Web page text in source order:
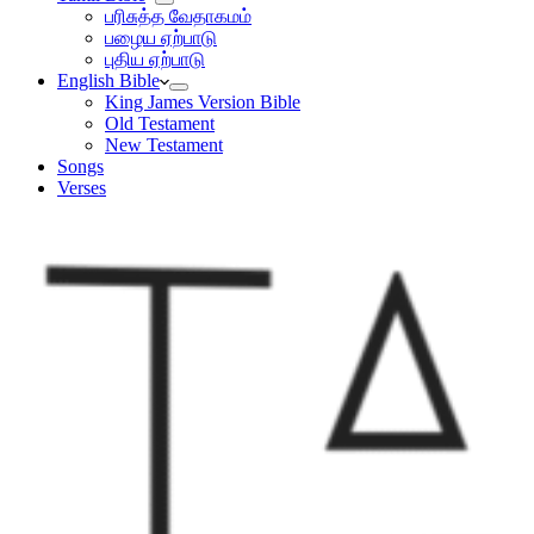
பரிசுத்த வேதாகமம்
பழைய ஏற்பாடு
புதிய ஏற்பாடு
English Bible
King James Version Bible
Old Testament
New Testament
Songs
Verses